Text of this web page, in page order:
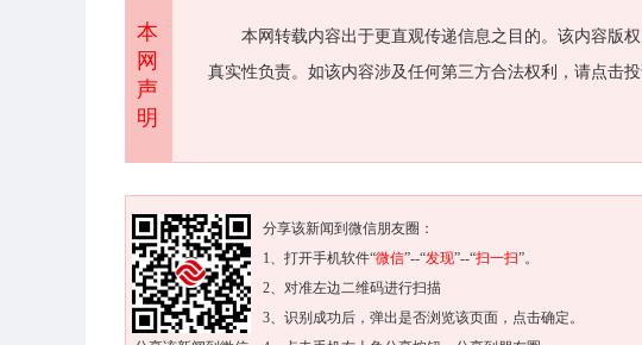
本
网
声
明
本网转载内容出于更直观传递信息之目的。该内容版
真实性负责。如该内容涉及任何第三方合法权利，请点击
分享该新闻到微信朋友圈：
1、打开手机软件“微信”--“发现”--“扫一扫”。
2、对准左边二维码进行扫描
3、识别成功后，弹出是否浏览该页面，点击确定。